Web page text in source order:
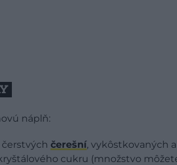
náplň:
čerešní, vykôstkovaných
cukru (množstvo